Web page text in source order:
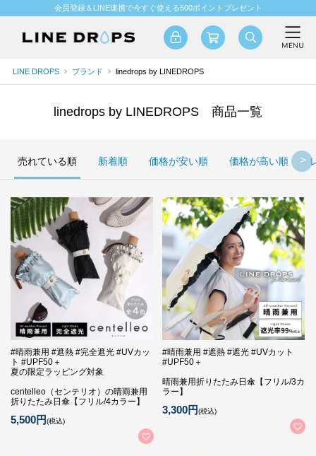
会員登録＆LINE連携で今すぐ使える500ポイントプレゼント
LINE DROPS ブランド linedrops by LINEDROPS
linedrops by LINEDROPS 商品一覧
売れている順 新着順 価格が安い順 価格が高い順
#晴雨兼用 #遮熱 #完全遮光 #UVカッ
ト #UPF50＋
夏の限定ラッピング対象
centelleo（センテリオ）の晴雨兼用
折りたたみ日傘【フリル/4カラー】
5,500円(税込)
#晴雨兼用 #遮熱 #遮光 #UVカット
#UPF50＋
晴雨兼用折りたたみ日傘【フリル/3カ
ラー】
3,300円(税込)